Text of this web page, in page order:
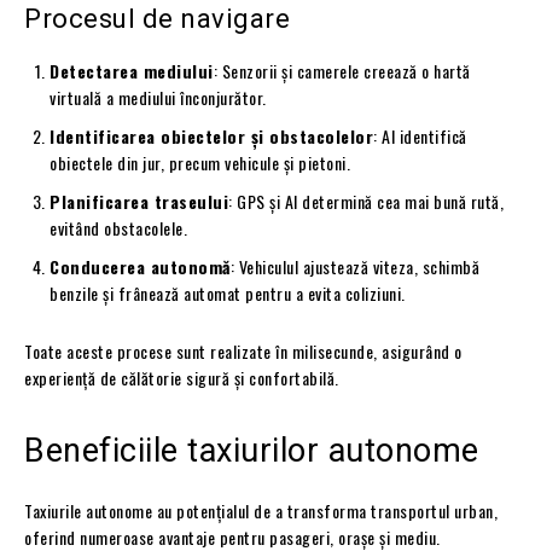
Procesul de navigare
Detectarea mediului: Senzorii și camerele creează o hartă
virtuală a mediului înconjurător.
Identificarea obiectelor și obstacolelor: AI identifică
obiectele din jur, precum vehicule și pietoni.
Planificarea traseului: GPS și AI determină cea mai bună rută,
evitând obstacolele.
Conducerea autonomă: Vehiculul ajustează viteza, schimbă
benzile și frânează automat pentru a evita coliziuni.
Toate aceste procese sunt realizate în milisecunde, asigurând o
experiență de călătorie sigură și confortabilă.
Beneficiile taxiurilor autonome
Taxiurile autonome au potențialul de a transforma transportul urban,
oferind numeroase avantaje pentru pasageri, orașe și mediu.